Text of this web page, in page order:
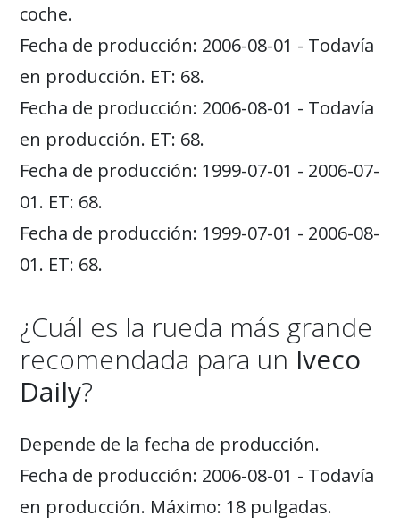
coche.
Fecha de producción: 2006-08-01 - Todavía
en producción. ET: 68.
Fecha de producción: 2006-08-01 - Todavía
en producción. ET: 68.
Fecha de producción: 1999-07-01 - 2006-07-
01. ET: 68.
Fecha de producción: 1999-07-01 - 2006-08-
01. ET: 68.
¿Cuál es la rueda más grande
recomendada para un Iveco
Daily?
Depende de la fecha de producción.
Fecha de producción: 2006-08-01 - Todavía
en producción. Máximo: 18 pulgadas.